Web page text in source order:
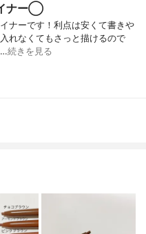
ナー◯
ナーです！利点は安くて書きや
れなくてもさっと描けるので
…続きを見る